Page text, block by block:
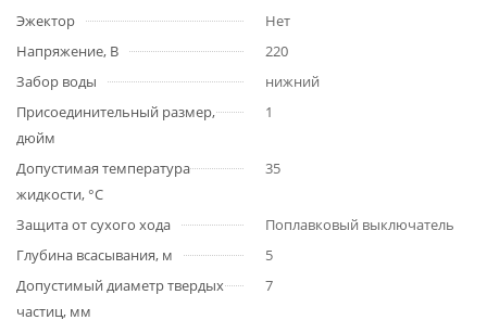
Эжектор
Нет
Напряжение, В
220
Забор воды
нижний
Присоединительный размер,
дюйм
1
Допустимая температура
жидкости, °С
35
Защита от сухого хода
Поплавковый выключатель
Глубина всасывания, м
5
Допустимый диаметр твердых
частиц, мм
7